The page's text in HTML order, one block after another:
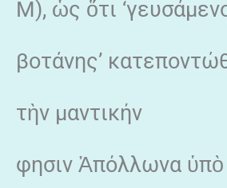
M), ὡς ὅτι
βοτάνης’
τὴν μαντικήν
φησιν Ἀπόλλωνα